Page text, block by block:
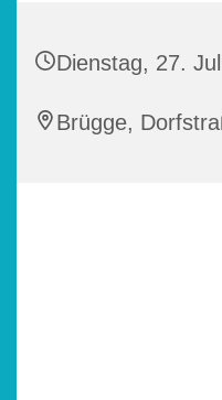
Dienstag, 27.
Brügge,